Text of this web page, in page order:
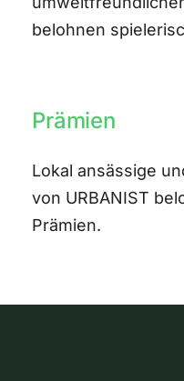
belohnen
Prämien
Lokal ansässige
von URBANIST
Prämien.